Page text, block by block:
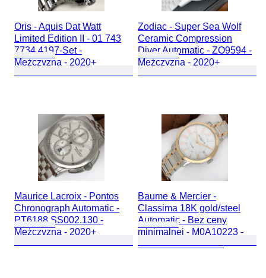
Oris - Aquis Dat Watt
Limited Edition II - 01 743
7734 4197-Set -
Mężczyzna - 2020+
Zodiac - Super Sea Wolf
Ceramic Compression
Diver Automatic - ZO9594 -
Mężczyzna - 2020+
Maurice Lacroix - Pontos
Chronograph Automatic -
PT6188.SS002.130 -
Mężczyzna - 2020+
Baume & Mercier -
Classima 18K gold/steel
Automatic - Bez ceny
minimalnej - M0A10223 -
Kobieta - 2010-2020